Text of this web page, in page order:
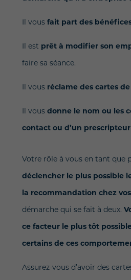
Il vousfait part des
Il est prêt à modifier son
faire sa séance.
Il vous réclame des cartes
Il vous donne le nom ou les
contact ou d’un
Votre rôle à vous en tant que
déclencher le plus possible
la recommandation chez
démarche qui se fait à deux.
ce facteur le plus tôt
certains de ces
Assurez-vous d’avoir des